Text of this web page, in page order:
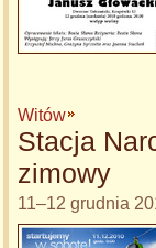
Witów
Stacja
zimowy
11–12 grudnia